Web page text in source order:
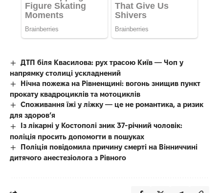
ДТП біля Квасилова: рух трасою Київ — Чоп у
напрямку столиці ускладнений
Нічна пожежа на Рівненщині: вогонь знищив пункт
прокату квадроциклів та мотоциклів
Споживання їжі у ліжку — це не романтика, а ризик
для здоров’я
Із лікарні у Костополі зник 37-річний чоловік:
поліція просить допомогти в пошуках
Поліція повідомила причину смерті на Вінниччині
дитячого анестезіолога з Рівного